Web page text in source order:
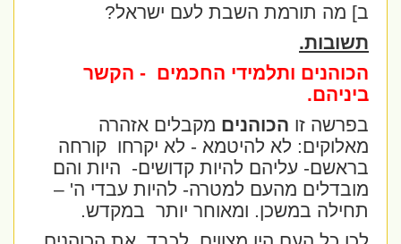
ב] מה תורמת השבת לעם ישראל?
תשובות.
הכוהנים ותלמידי החכמים - הקשר
ביניהם.
בפרשה זוהכוהניםמקבלים אזהרה
מאלוקים: לא להיטמא - לא יקרחו קורחה
בראשם- עליהם להיות קדושים- היות והם
מובדלים מהעם למטרה- להיות עבדי ה' –
תחילה במשכן. ומאוחר יותר במקדש.